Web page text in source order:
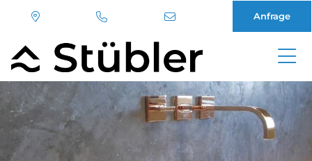
Direkt
zum
Inhalt
Anfrage